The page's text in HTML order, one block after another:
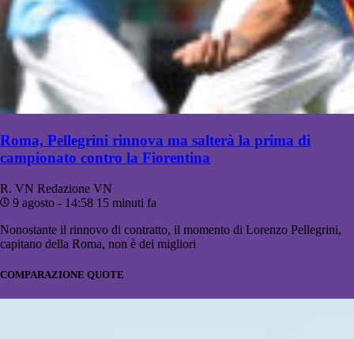
Roma, Pellegrini rinnova ma salterà la prima di
campionato contro la Fiorentina
R. VN Redazione VN
9 agosto - 14:58 15 minuti fa
Nonostante il rinnovo di contratto, il momento di Lorenzo Pellegrini,
capitano della Roma, non è dei migliori
COMPARAZIONE QUOTE